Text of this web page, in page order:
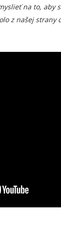
na to,
z našej